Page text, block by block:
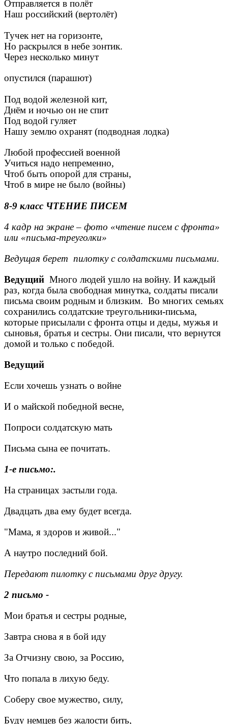
Отправляется в полёт
Наш российский (вертолёт)
Тучек нет на горизонте,
Но раскрылся в небе зонтик.
Через несколько минут
опустился (парашют)
Под водой железной кит,
Днём и ночью он не спит
Под водой гуляет
Нашу землю охранят (подводная лодка)
Любой профессией военной
Учиться надо непременно,
Чтоб быть опорой для страны,
Чтоб в мире не было (войны)
8-9 класс ЧТЕНИЕ ПИСЕМ
4 кадр на экране – фото «чтение писем с фронта»
или «письма-треуголки»
Ведущая берет пилотку с солдатскими письмами.
Ведущий Много людей ушло на войну. И каждый
раз, когда была свободная минутка, солдаты писали
письма своим родным и близким. Во многих семьях
сохранились солдатские треугольники-письма,
которые присылали с фронта отцы и деды, мужья и
сыновья, братья и сестры. Они писали, что вернутся
домой и только с победой.
Ведущий
Если хочешь узнать о войне
И о майской победной весне,
Попроси солдатскую мать
Письма сына ее почитать.
1-е письмо:.
На страницах застыли года.
Двадцать два ему будет всегда.
"Мама, я здоров и живой..."
А наутро последний бой.
Передают пилотку с письмами друг другу.
2 письмо -
Мои братья и сестры родные,
Завтра снова я в бой иду
За Отчизну свою, за Россию,
Что попала в лихую беду.
Соберу свое мужество, силу,
Буду немцев без жалости бить,